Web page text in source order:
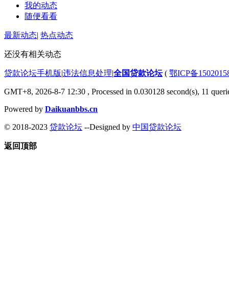
我的动态
随便看看
最新动态| 热点动态
还没有相关动态
贷款论坛手机版|违法信息处理|全国贷款论坛( 鄂ICP备
GMT+8, 2026-8-7 12:30 , Processed in 0.030128 second(s), 11
Powered by Daikuanbbs.cn
© 2018-2023 贷款论坛 --Designed by 中国贷款论坛
返回顶部